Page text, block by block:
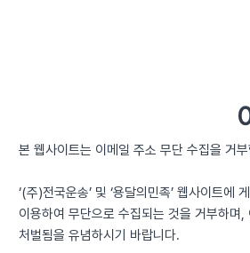
본 웹사이트는 이메일 주소 무단 수집을 거
‘(주)전국운송’ 및 ‘용달의민족’ 웹사이트
이용하여 무단으로 수집되는 것을 거부하
처벌됨을 유념하시기 바랍니다.